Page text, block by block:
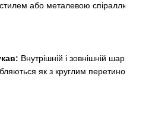
або металевою спіраллю.
Внутрішній і зовнішній шари з
як з круглим перетином, так і